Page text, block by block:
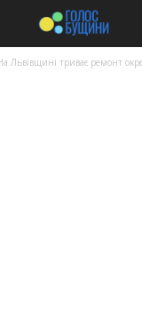
Львівщині триває ремонт